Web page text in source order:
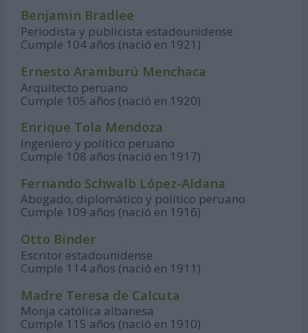
Benjamin Bradlee
Periodista y publicista estadounidense
Cumple 104 años (nació en 1921)
Ernesto Aramburú Menchaca
Arquitecto peruano
Cumple 105 años (nació en 1920)
Enrique Tola Mendoza
Ingeniero y político peruano
Cumple 108 años (nació en 1917)
Fernando Schwalb López-Aldana
Abogado, diplomático y político peruano
Cumple 109 años (nació en 1916)
Otto Binder
Escritor estadounidense
Cumple 114 años (nació en 1911)
Madre Teresa de Calcuta
Monja católica albanesa
Cumple 115 años (nació en 1910)